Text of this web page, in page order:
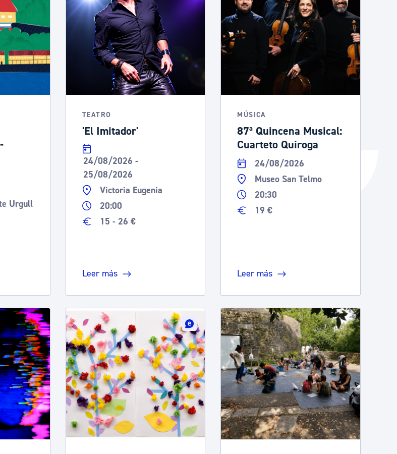
Administración municipal
Tablón de anuncios oficiales
Calendario fiscal
Portal de transparencia
Catálogo de trámites
Ayuda a la tramitación
Urgull
TEATRO
'El Imitador'
24/08/2026 -
25/08/2026
Victoria Eugenia
20:00
15 - 26 €
Leer más
MÚSICA
87ª Quincena Musical:
Cuarteto Quiroga
24/08/2026
Museo San Telmo
20:30
19 €
Leer más